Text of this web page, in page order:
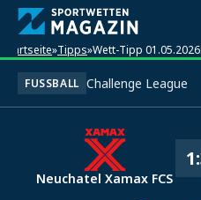
Startseite»Tipps»Wett-Tipp
FUSSBALL Challenge League
Neuchatel Xamax FCS